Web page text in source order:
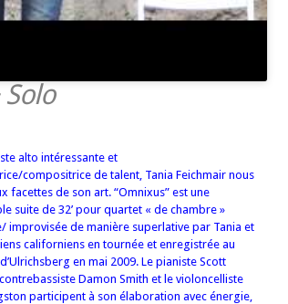
alto intéressante et
compositrice de talent, Tania Feichmair nous
facettes de son art. “Omnixus” est une
suite de 32’ pour quartet « de chambre »
improvisée de manière superlative par Tania et
californiens en tournée et enregistrée au
en mai 2009. Le pianiste Scott
Damon Smith et le violoncelliste
participent à son élaboration avec énergie,